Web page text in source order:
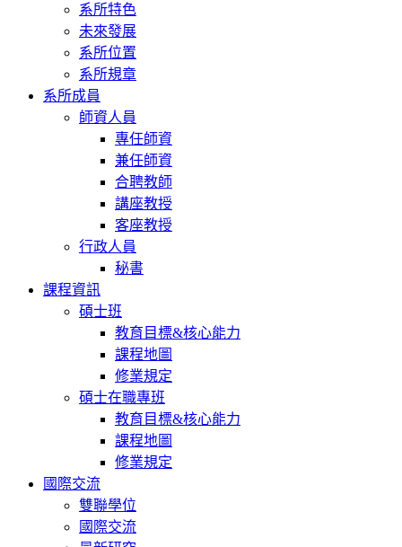
系所特色
未來發展
系所位置
系所規章
系所成員
師資人員
專任師資
兼任師資
合聘教師
講座教授
客座教授
行政人員
秘書
課程資訊
碩士班
教育目標&核心能力
課程地圖
修業規定
碩士在職專班
教育目標&核心能力
課程地圖
修業規定
國際交流
雙聯學位
國際交流